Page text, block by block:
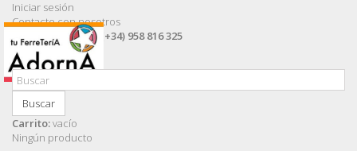
Iniciar sesión
Contacte con nosotros
Llámanos ahora: (+34) 958 816 325
Buscar
Carrito:vacío
Ningún producto